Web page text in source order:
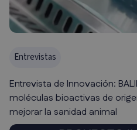
Entrevistas
Entrevista de Innovación:
moléculas bioactivas de
mejorar la sanidad animal